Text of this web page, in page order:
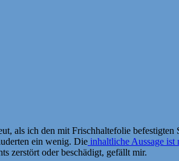
als ich den mit Frischhaltefolie
ein wenig. Die inhaltliche Aussage
zerstört oder beschädigt, gefällt mir.